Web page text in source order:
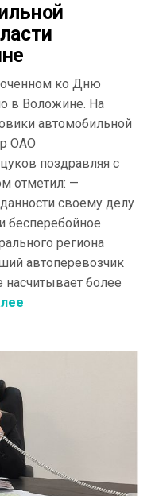
ко Дню
в Воложине. На
автомобильной
ОАО
поздравляя с
отметил: —
своему делу
бесперебойное
региона
автоперевозчик
более